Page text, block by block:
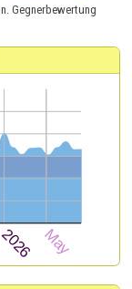
Gegnerbewertung